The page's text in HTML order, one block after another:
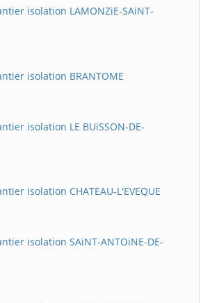
isolation LAMONZiE-SAiNT-
isolation BRANTOME
isolation LE BUiSSON-DE-
isolation CHATEAU-L'EVEQUE
isolation SAiNT-ANTOiNE-DE-